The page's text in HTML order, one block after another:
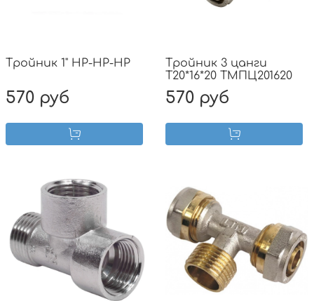
Тройник 1" НР-НР-НР
570 руб
Тройник 3 цанги
T20*16*20 ТМПЦ201620
570 руб